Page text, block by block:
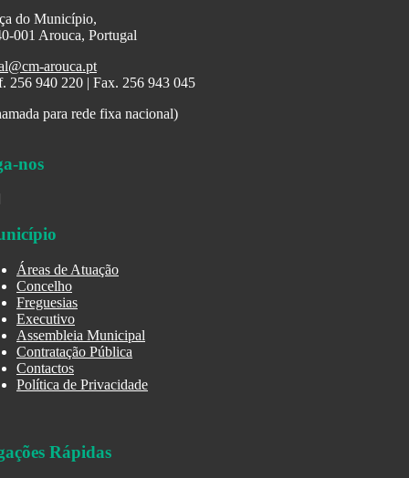
do Município,
001 Arouca, Portugal
arouca.pt
256 940 220 | Fax. 256 943 045
para rede fixa nacional)
nos
Áreas de Atuação
Concelho
Freguesias
Executivo
Assembleia Municipal
Contratação Pública
Contactos
Política de Privacidade
Rápidas